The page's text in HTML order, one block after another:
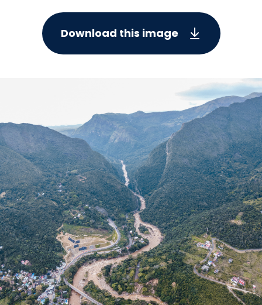
Download this image